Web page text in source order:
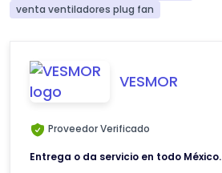
venta ventiladores plug fan
VESMOR
Proveedor Verificado
Entrega o da servicio en todo México.